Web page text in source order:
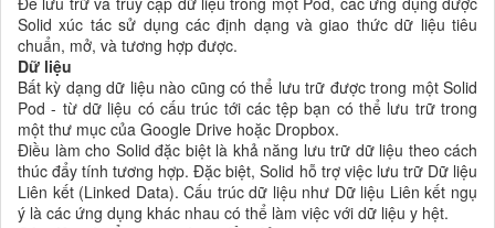
Solid xúc tác sử dụng các định dạng và giao thức dữ liệu tiêu
chuẩn, mở, và tương hợp được.
Dữ liệu
Bất kỳ dạng dữ liệu nào cũng có thể lưu trữ được trong một Solid
Pod - từ dữ liệu có cấu trúc tới các tệp bạn có thể lưu trữ trong
một thư mục của Google Drive hoặc Dropbox.
Điều làm cho Solid đặc biệt là khả năng lưu trữ dữ liệu theo cách
thúc đẩy tính tương hợp. Đặc biệt, Solid hỗ trợ việc lưu trữ Dữ liệu
Liên kết (Linked Data). Cấu trúc dữ liệu như Dữ liệu Liên kết ngụ
ý là các ứng dụng khác nhau có thể làm việc với dữ liệu y hệt.